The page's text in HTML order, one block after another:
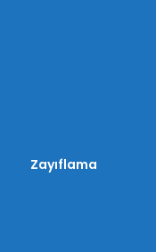
Zayıflama